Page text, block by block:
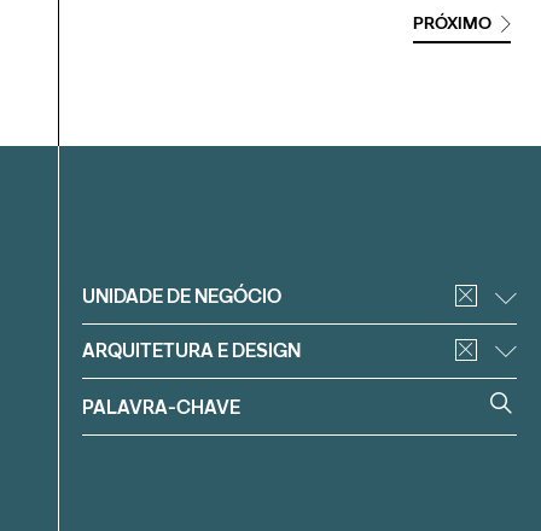
PRÓXIMO
Filtrar
UNIDADE DE NEGÓCIO
ARQUITETURA E DESIGN